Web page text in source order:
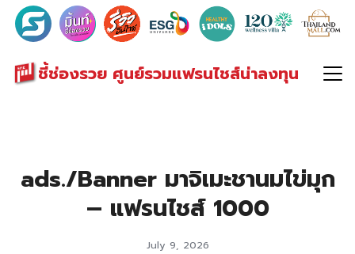
ชี้ช่องรวย ศูนย์รวมแฟรนไชส์น่าลงทุน
Search
for:
ads./Banner มาจิเมะชานมไข่มุก
– แฟรนไชส์ 1000
July 9, 2026